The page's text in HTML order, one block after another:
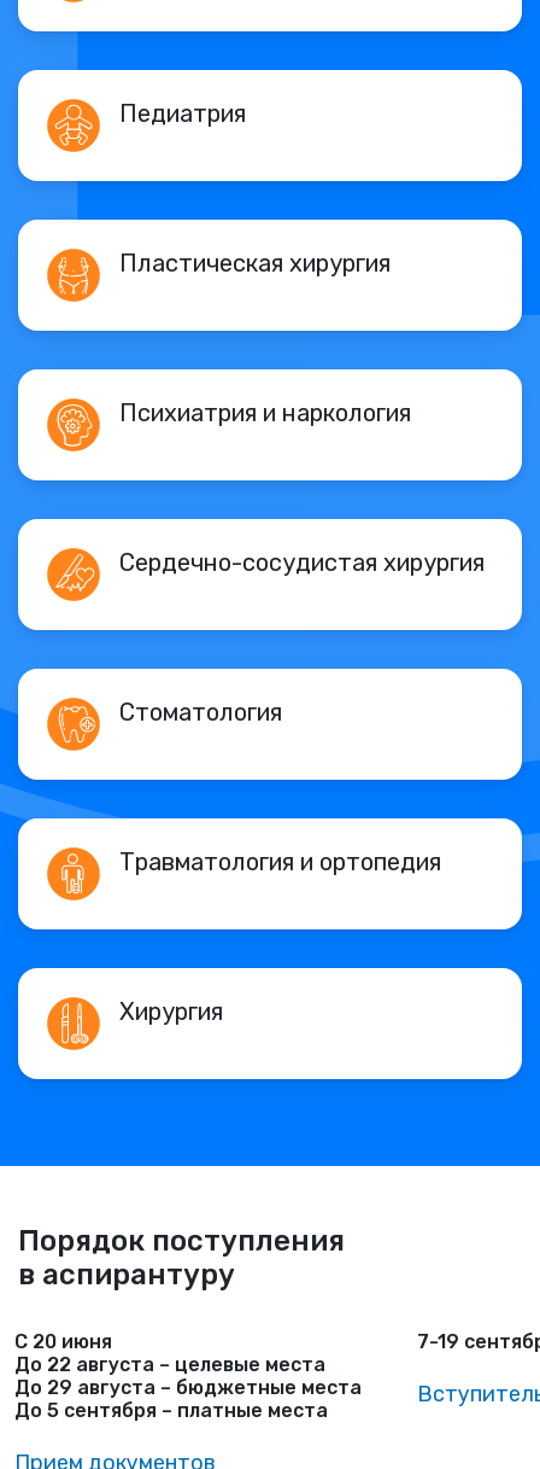
Педиатрия
Пластическая хирургия
Психиатрия и наркология
Сердечно-сосудистая хирургия
Стоматология
Травматология и ортопедия
Хирургия
Порядок поступления
в аспирантуру
С 20 июня
До 22 августа – целевые места
До 29 августа – бюджетные места
До 5 сентября – платные места
Прием документов
7-19